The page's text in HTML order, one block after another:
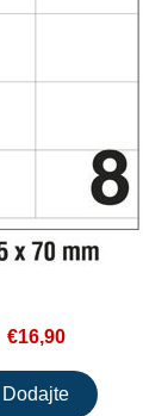
€16,90